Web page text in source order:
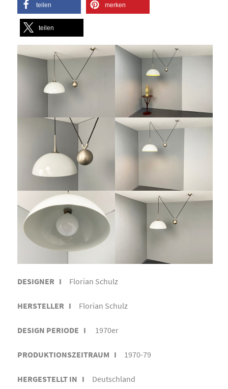
teilen merken
teilen
DESIGNER I Florian Schulz
HERSTELLER I Florian Schulz
DESIGN PERIODE I 1970er
PRODUKTIONSZEITRAUM I 1970-79
HERGESTELLT IN I Deutschland